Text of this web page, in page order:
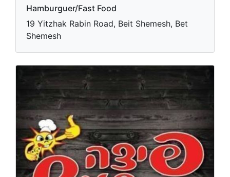
Hamburguer/Fast Food
19 Yitzhak Rabin Road, Beit Shemesh, Bet
Shemesh